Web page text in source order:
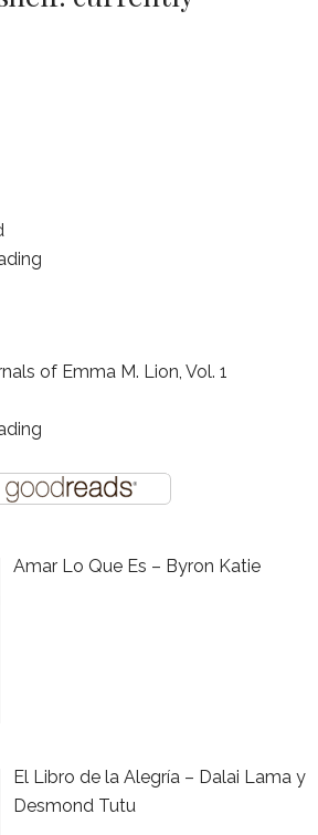
of Emma M. Lion, Vol. 1
Amar Lo Que Es – Byron Katie
El Libro de la Alegría – Dalai Lama y
Desmond Tutu